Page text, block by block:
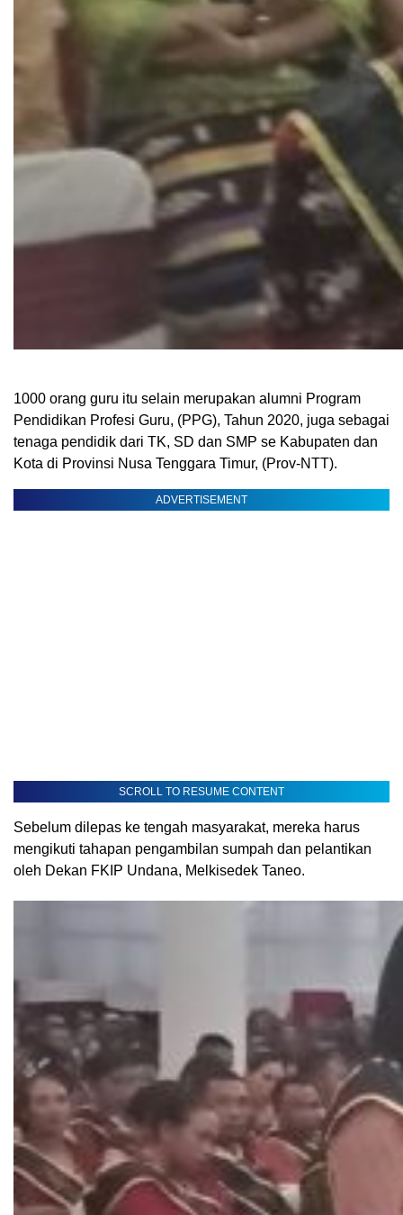
1000 orang guru itu selain merupakan alumni Program
Pendidikan Profesi Guru, (PPG), Tahun 2020, juga sebagai
tenaga pendidik dari TK, SD dan SMP se Kabupaten dan
Kota di Provinsi Nusa Tenggara Timur, (Prov-NTT).
ADVERTISEMENT
SCROLL TO RESUME CONTENT
Sebelum dilepas ke tengah masyarakat, mereka harus
mengikuti tahapan pengambilan sumpah dan pelantikan
oleh Dekan FKIP Undana, Melkisedek Taneo.